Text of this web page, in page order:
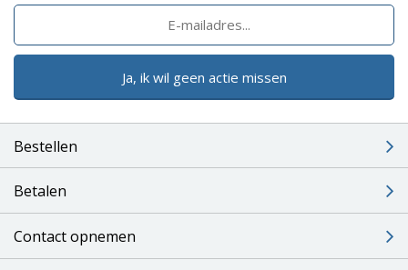
Ja, ik wil geen actie missen
Bestellen
Betalen
Contact opnemen